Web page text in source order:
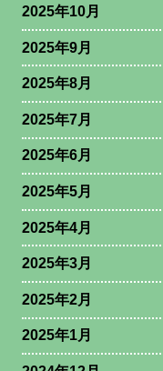
2025年10月
2025年9月
2025年8月
2025年7月
2025年6月
2025年5月
2025年4月
2025年3月
2025年2月
2025年1月